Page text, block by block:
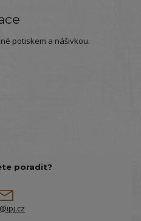
potiskem a nášivkou.
poradit?